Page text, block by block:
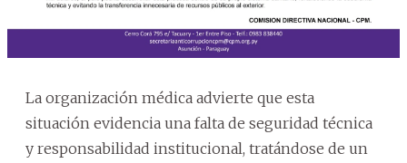
La organización médica advierte que esta
situación evidencia una falta de seguridad técnica
y responsabilidad institucional, tratándose de un